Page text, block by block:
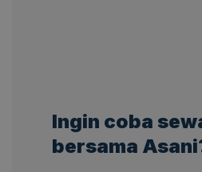
Ingin coba
bersama